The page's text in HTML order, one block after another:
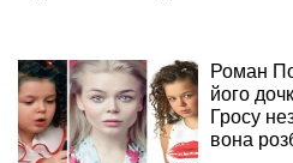
Роман
його
Гросу
вона